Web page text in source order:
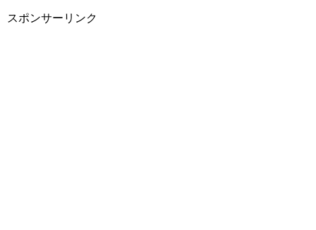
スポンサーリンク